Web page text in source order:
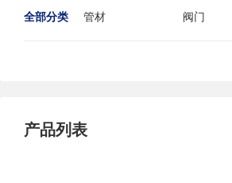
全部分类 管材 阀门
产品列表